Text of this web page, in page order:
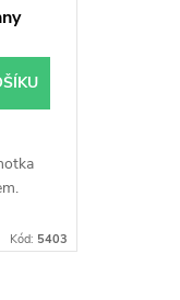
Kód: 5403